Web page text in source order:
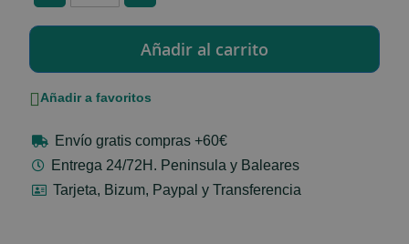
Añadir a favoritos
Envío gratis compras +60€
Entrega 24/72H. Peninsula y Baleares
Tarjeta, Bizum, Paypal y Transferencia